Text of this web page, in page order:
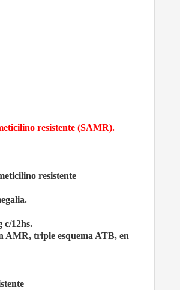
resistente (SAMR).
resistente
c/12hs.
AMR, triple esquema ATB, en